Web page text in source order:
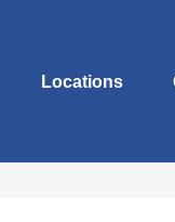
Locations